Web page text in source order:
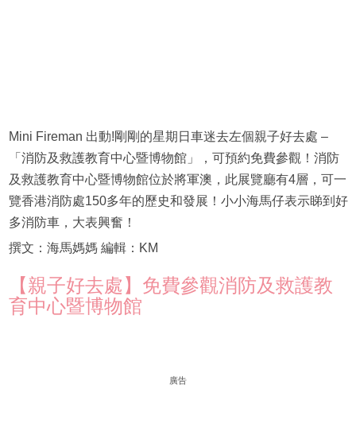
Mini Fireman 出動!剛剛的星期日車迷去左個親子好去處 –
「消防及救護教育中心暨博物館」，可預約免費參觀！消防
及救護教育中心暨博物館位於將軍澳，此展覽廳有4層，可一
覽香港消防處150多年的歷史和發展！小小海馬仔表示睇到好
多消防車，大表興奮！
撰文：海馬媽媽 編輯：KM
【親子好去處】免費參觀消防及救護教
育中心暨博物館
廣告